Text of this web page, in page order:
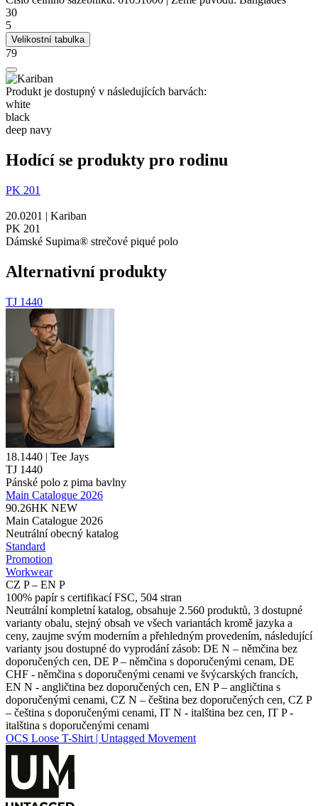
30
5
Velikostní tabulka
79
Produkt je dostupný v následujících barvách:
white
black
deep navy
Hodící se produkty pro rodinu
PK 201
20.0201 | Kariban
PK 201
Dámské Supima® strečové piqué polo
Alternativní produkty
TJ 1440
18.1440 | Tee Jays
TJ 1440
Pánské polo z pima bavlny
Main Catalogue 2026
90.26HK NEW
Main Catalogue 2026
Neutrální obecný katalog
Standard
Promotion
Workwear
CZ P – EN P
100% papír s certifikací FSC, 504 stran
Neutrální kompletní katalog, obsahuje 2.560 produktů, 3 dostupné
varianty obalu, stejný obsah ve všech variantách kromě jazyka a
ceny, zaujme svým moderním a přehledným provedením, následující
varianty jsou dostupné do vyprodání zásob: DE N – němčina bez
doporučených cen, DE P – němčina s doporučenými cenam, DE
CHF - němčina s doporučenými cenami ve švýcarských francích,
EN N - angličtina bez doporučených cen, EN P – angličtina s
doporučenými cenami, CZ N – čeština bez doporučených cen, CZ P
– čeština s doporučenými cenami, IT N - italština bez cen, IT P -
italština s doporučenými cenami
OCS Loose T-Shirt | Untagged Movement